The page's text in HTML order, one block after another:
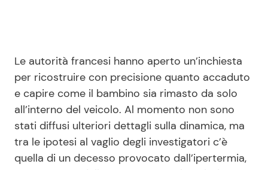
Le autorità francesi hanno aperto un’inchiesta
per ricostruire con precisione quanto accaduto
e capire come il bambino sia rimasto da solo
all’interno del veicolo. Al momento non sono
stati diffusi ulteriori dettagli sulla dinamica, ma
tra le ipotesi al vaglio degli investigatori c’è
quella di un decesso provocato dall’ipertermia,